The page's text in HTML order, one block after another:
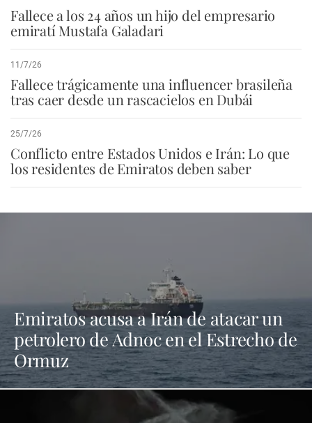
Fallece a los 24 años un hijo del empresario
emiratí Mustafa Galadari
11/7/26
Fallece trágicamente una influencer brasileña
tras caer desde un rascacielos en Dubái
25/7/26
Conflicto entre Estados Unidos e Irán: Lo que
los residentes de Emiratos deben saber
Emiratos acusa a Irán de atacar un
petrolero de Adnoc en el Estrecho de
Ormuz